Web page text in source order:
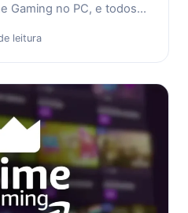
Gaming no PC, e todos…
leitura